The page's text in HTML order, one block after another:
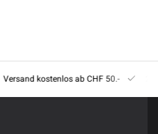
Versand kostenlos ab CHF 50.-